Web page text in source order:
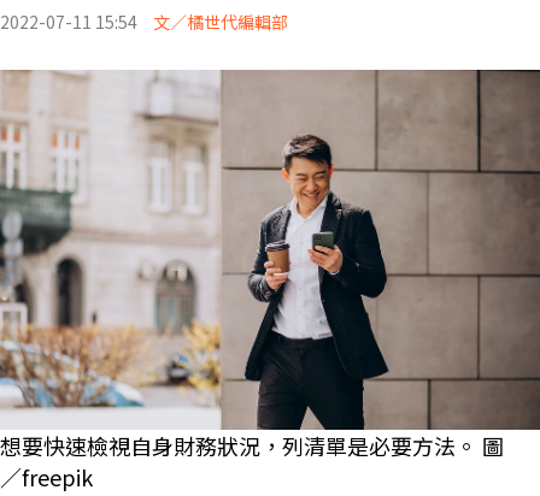
2022-07-11 15:54 文／橘世代編輯部
想要快速檢視自身財務狀況，列清單是必要方法。 圖
／freepik